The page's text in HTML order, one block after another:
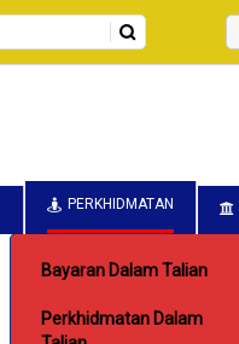
PERKHIDMATAN
Bayaran Dalam Talian
Perkhidmatan Dalam